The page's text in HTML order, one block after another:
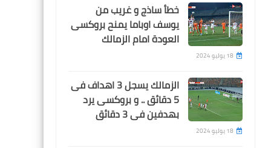
خطأ ساذج و غريب من
يوسف اوباما يمنح بروكسى
العودة امام الزمالك
18 يوليو 2024
الزمالك يسجل 3 اهداف فى
5 دقائق .. و بروكسى يرد
بهدفين فى 3 دقائق
18 يوليو 2024
موعد مباراة مصر و البرازيل
الودية و القنوات الناقلة